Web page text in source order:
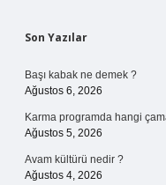
Sidebar
Son Yazılar
Başı kabak ne demek ?
Ağustos 6, 2026
Karma programda hangi
Ağustos 5, 2026
Avam kültürü nedir ?
Ağustos 4, 2026